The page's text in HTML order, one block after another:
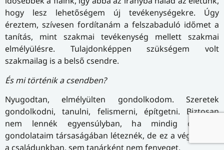
hogy lesz lehetőségem új tevékenységekre. Úgy
éreztem, szívesen fordítanám a felszabaduló időmet a
tanítás, mint szakmai tevékenység mellett szakmai
elmélyülésre. Tulajdonképpen szükségem volt
szakmailag is a belső csendre.
És mi történik a csendben?
Nyugodtan, elmélyülten gondolkodom. Szeretek
gondolkodni, tanulni, felismerni, építgetni. Biztosan
nem lennék egyensúlyban, ha mindig csak a
gondolataim társaságában léteznék, de ez a véglet sem
a családunkban, sem tanárként nem fenyeget.